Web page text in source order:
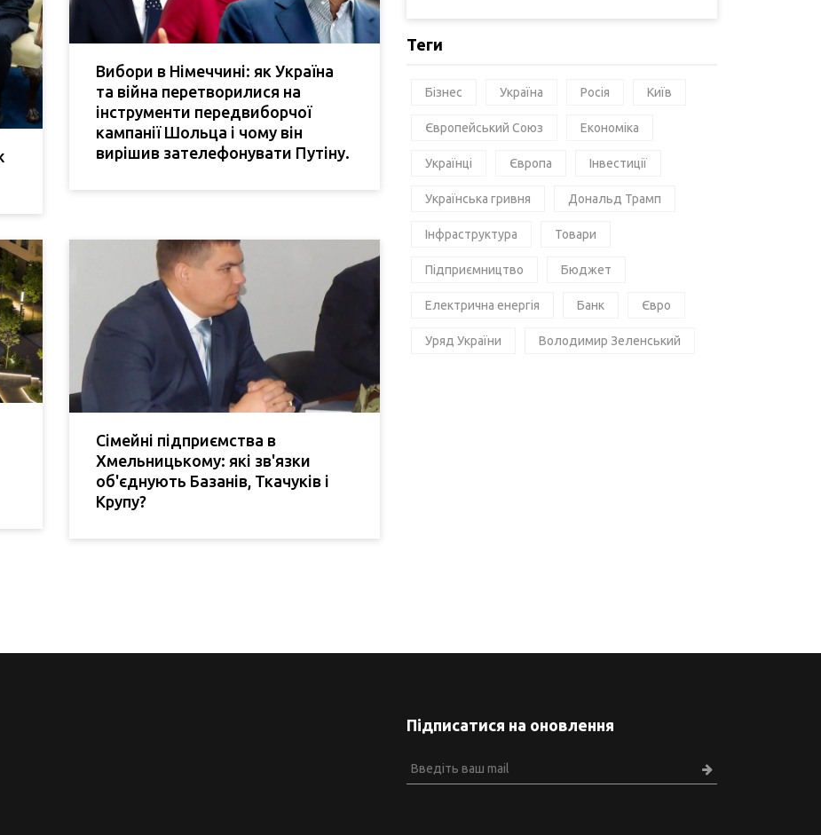
Вибори в Німеччині: як Україна
та війна перетворилися на
інструменти передвиборчої
кампанії Шольца і чому він
вирішив зателефонувати Путіну.
Сімейні підприємства в
Хмельницькому: які зв'язки
об'єднують Базанів, Ткачуків і
Крупу?
Теги
Бізнес Україна Росія Київ
Європейський Союз Економіка
Українці Європа Інвестиції
Українська гривня Дональд Трамп
Інфраструктура Товари
Підприємництво Бюджет
Електрична енергія Банк Євро
Уряд України Володимир Зеленський
Підписатися на оновлення